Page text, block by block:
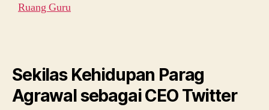
Ruang Guru
Sekilas Kehidupan Parag
Agrawal sebagai CEO Twitter